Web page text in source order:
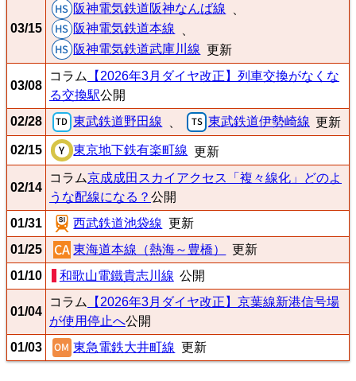
03/15
阪神電気鉄道阪神なんば線
阪神電気鉄道本線
阪神電気鉄道武庫川線 更新
03/08
コラム
【2026年3月ダイヤ改正】列車交換がなくな
る交換駅公開
02/28
東武鉄道野田線 東武鉄道伊勢崎線 更新
02/15 東京地下鉄有楽町線 更新
02/14
コラム京成成田スカイアクセス「複々線化」どのよ
うな配線になる？ 公開
01/31
西武鉄道池袋線 更新
01/25
東海道本線（熱海～豊橋）
更新
01/10
和歌山電鐵貴志川線 公開
01/04
コラム
【2026年3月ダイヤ改正】京葉線新港信号場
が使用停止へ公開
01/03
東急電鉄大井町線 更新